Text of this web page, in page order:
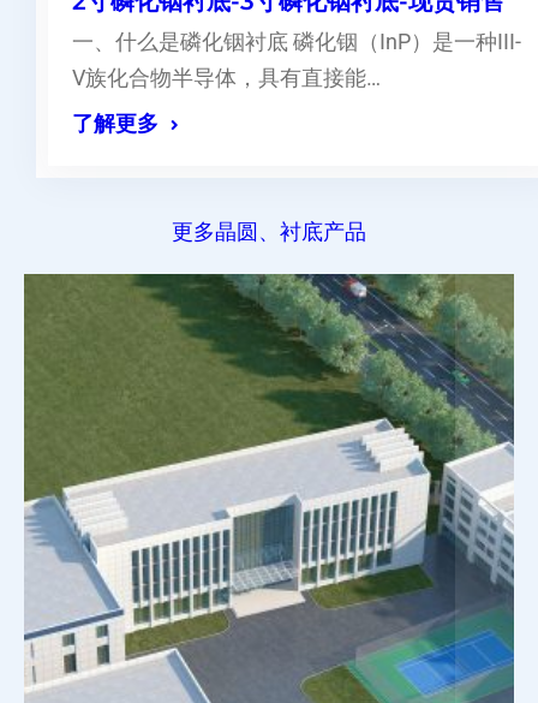
一、什么是磷化铟衬底 磷化铟（InP）是一种III-
V族化合物半导体，具有直接能…
了解更多
更多晶圆、衬底产品